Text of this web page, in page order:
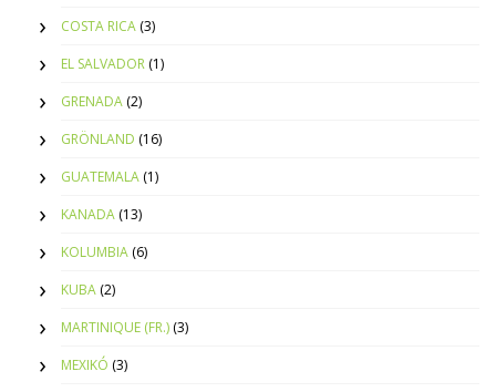
COSTA RICA (3)
EL SALVADOR (1)
GRENADA (2)
GRÖNLAND (16)
GUATEMALA (1)
KANADA (13)
KOLUMBIA (6)
KUBA (2)
MARTINIQUE (FR.) (3)
MEXIKÓ (3)